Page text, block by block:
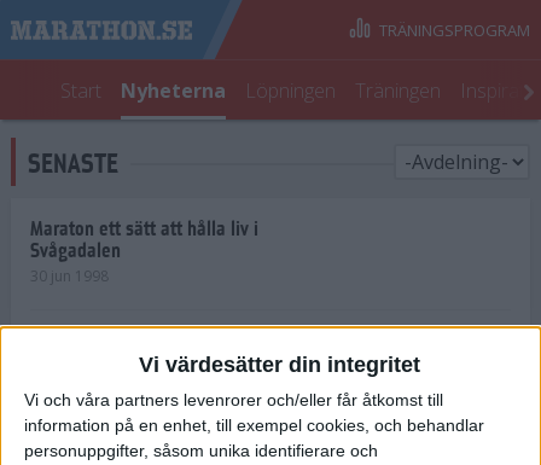
Vi värdesätter din integritet
Vi och våra partners levenrorer och/eller får åtkomst till
information på en enhet, till exempel cookies, och behandlar
personuppgifter, såsom unika identifierare och
Start Nyheterna Löpningen Träningen
TRÄNINGSPROGRAM
SENASTE
Maraton ett sätt att hålla liv i
Svågadalen
30 jun 1998
Norrlänningar firade semester i
Strängnäs